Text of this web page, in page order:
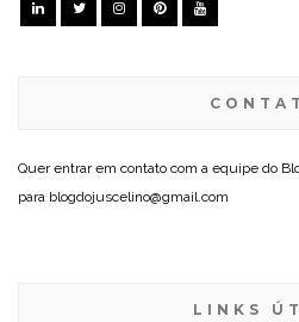
Quer entrar em contato com a equipe do
para blogdojuscelino@gmail.com
LINKS